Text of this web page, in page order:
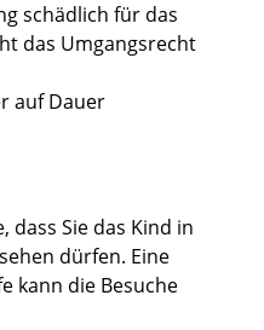
schädlich für das
das Umgangsrecht
auf Dauer
dass Sie das Kind in
dürfen. Eine
kann die Besuche